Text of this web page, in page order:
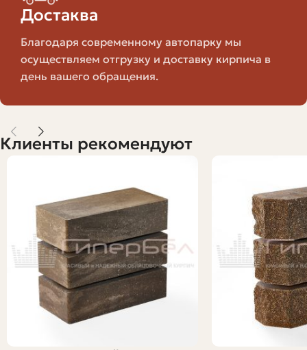
Морозостойкость
F50–
F300
Выбор зависит от
климатической
Теплопроводность
Не самый теплый
Эти цифры помогут понять, подходит ли кирпич для
фасада, внутренней стены или несущих элементов.
Обязательно требуйте паспорт качества у
производителя.
Преимущества и недостатки
Ни один строительный материал не идеален; у
гиперпрессованного кирпича есть свои сильные
Достаква
Благодаря современному автопарку мы
осуществляем отгрузку и доставку кирпича в
день вашего обращения.
Клиенты рекомендуют